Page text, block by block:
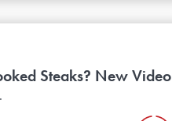
Steaks? New Video